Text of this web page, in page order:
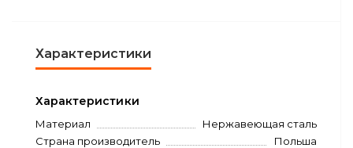
Характеристики
Характеристики
Материал
Нержавеющая сталь
Страна производитель
Польша